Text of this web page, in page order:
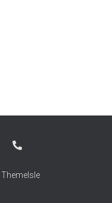
ThemeIsle